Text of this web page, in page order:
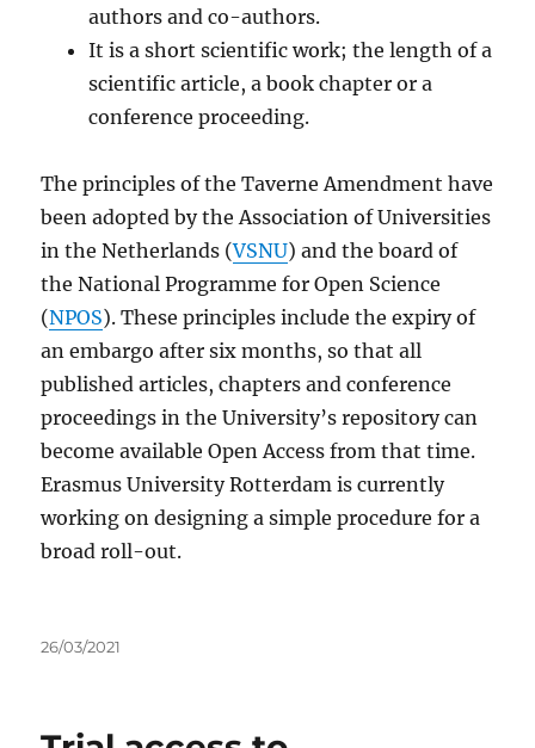
authors and co-authors.
It is a short scientific work; the length of a
scientific article, a book chapter or a
conference proceeding.
The principles of the Taverne Amendment have
been adopted by the Association of Universities
in the Netherlands (VSNU) and the board of
the National Programme for Open Science
(NPOS). These principles include the expiry of
an embargo after six months, so that all
published articles, chapters and conference
proceedings in the University’s repository can
become available Open Access from that time.
Erasmus University Rotterdam is currently
working on designing a simple procedure for a
broad roll-out.
Geplaatst
26/03/2021